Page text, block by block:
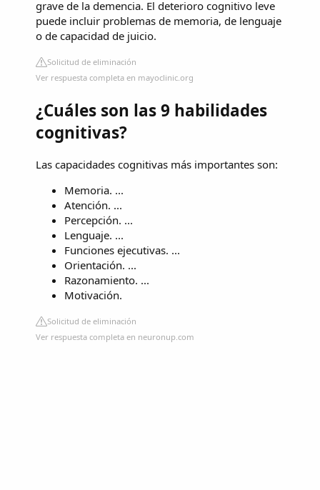
grave de la demencia. El deterioro cognitivo leve
puede incluir problemas de memoria, de lenguaje
o de capacidad de juicio.
Solicitud de eliminación
Ver respuesta completa en mayoclinic.org
¿Cuáles son las 9 habilidades
cognitivas?
Las capacidades cognitivas más importantes son:
Memoria. ...
Atención. ...
Percepción. ...
Lenguaje. ...
Funciones ejecutivas. ...
Orientación. ...
Razonamiento. ...
Motivación.
Solicitud de eliminación
Ver respuesta completa en neuronup.com